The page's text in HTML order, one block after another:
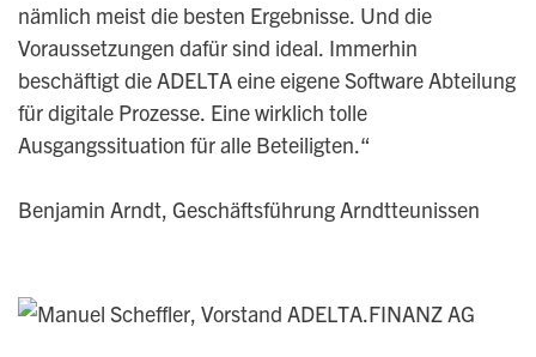
nämlich meist die besten Ergebnisse. Und die
Voraussetzungen dafür sind ideal. Immerhin
beschäftigt die ADELTA eine eigene Software Abteilung
für digitale Prozesse. Eine wirklich tolle
Ausgangssituation für alle Beteiligten.“
Benjamin Arndt, Geschäftsführung Arndtteunissen